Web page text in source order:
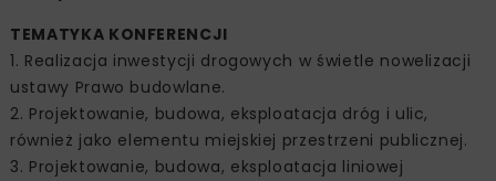
TEMATYKA KONFERENCJI
1. Realizacja inwestycji drogowych w świetle nowelizacji
ustawy Prawo budowlane.
2. Projektowanie, budowa, eksploatacja dróg i ulic,
również jako elementu miejskiej przestrzeni publicznej.
3. Projektowanie, budowa, eksploatacja liniowej